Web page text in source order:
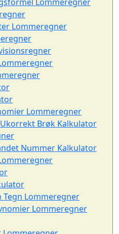
Lommeregner
Lommeregner
Brøk Kalkulator
Nummer Kalkulator
Tegn Lommeregner
Lommeregner